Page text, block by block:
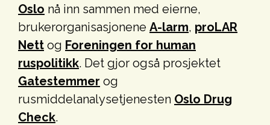
Oslo nå inn sammen med eierne,
brukerorganisasjonene A-larm, proLAR
Nett og Foreningen for human
ruspolitikk. Det gjor også prosjektet
Gatestemmer og
rusmiddelanalysetjenesten Oslo Drug
Check.